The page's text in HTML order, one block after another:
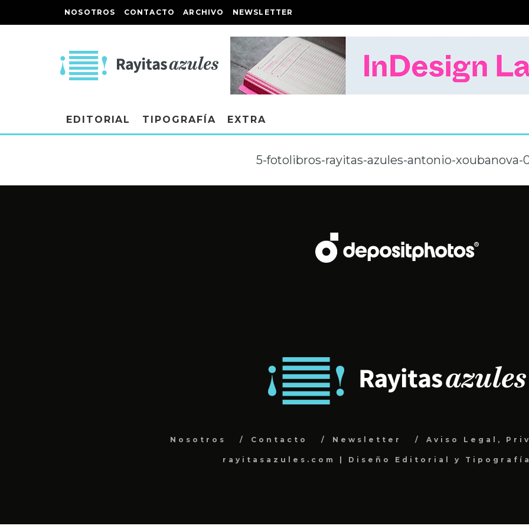
NOSOTROS CONTACTO ARCHIVO NEWSLETTER
EDITORIAL TIPOGRAFÍA EXTRA
5-fotolibros-rayitas-azules-antonio-xoubanova-
Nosotros Contacto Newsletter Aviso Legal,
rayitasazules.com | Diseño Editorial y